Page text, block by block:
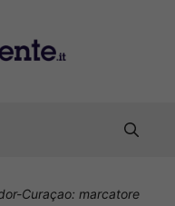
Curaçao: marcatore